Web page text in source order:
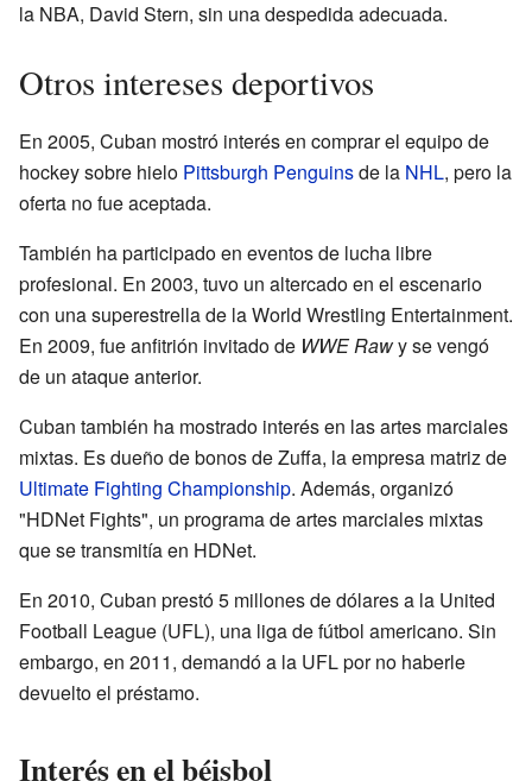
la NBA, David Stern, sin una despedida adecuada.
Otros intereses deportivos
En 2005, Cuban mostró interés en comprar el equipo de
hockey sobre hielo Pittsburgh Penguinsde la NHL, pero la
oferta no fue aceptada.
También ha participado en eventos de lucha libre
profesional. En 2003, tuvo un altercado en el escenario
con una superestrella de la World Wrestling Entertainment.
En 2009, fue anfitrión invitado de WWE Rawy se vengó
de un ataque anterior.
Cuban también ha mostrado interés en las artes marciales
mixtas. Es dueño de bonos de Zuffa, la empresa matriz de
Ultimate Fighting Championship. Además, organizó
"HDNet Fights", un programa de artes marciales mixtas
que se transmitía en HDNet.
En 2010, Cuban prestó 5 millones de dólares a la United
Football League (UFL), una liga de fútbol americano. Sin
embargo, en 2011, demandó a la UFL por no haberle
devuelto el préstamo.
Interés en el béisbol